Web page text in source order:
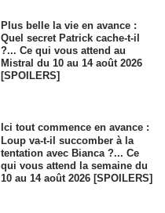
Plus belle la vie en avance :
Quel secret Patrick cache-t-il
?... Ce qui vous attend au
Mistral du 10 au 14 août 2026
[SPOILERS]
Ici tout commence en avance :
Loup va-t-il succomber à la
tentation avec Bianca ?... Ce
qui vous attend la semaine du
10 au 14 août 2026 [SPOILERS]